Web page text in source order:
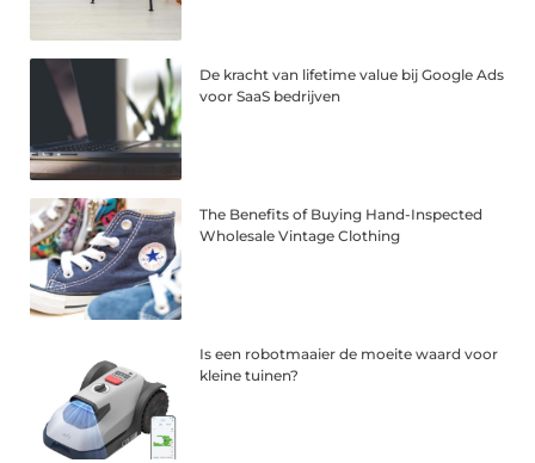
De kracht van lifetime value bij Google Ads
voor SaaS bedrijven
The Benefits of Buying Hand-Inspected
Wholesale Vintage Clothing
Is een robotmaaier de moeite waard voor
kleine tuinen?